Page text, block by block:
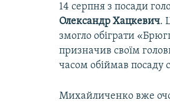
14 серпня з посади
Олександр Хацкевич.
змогло обіграти
призначив своїм
часом обіймав посаду
Михайличенко вже